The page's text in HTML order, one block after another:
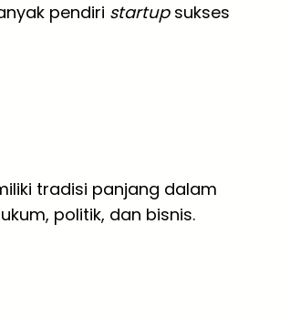
pendiri startupsukses
tradisi panjang dalam
politik, dan bisnis.